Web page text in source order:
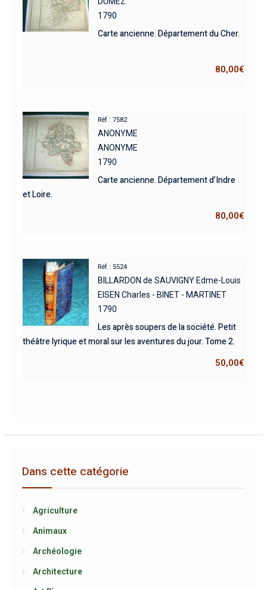
1790
Carte ancienne. Département du Cher.
80,00€
Réf : 7582
ANONYME
ANONYME
1790
Carte ancienne. Département d’Indre
et Loire.
80,00€
Réf : 5524
BILLARDON de SAUVIGNY Edme-Louis
EISEN Charles - BINET - MARTINET
1790
Les après soupers de la société. Petit
théâtre lyrique et moral sur les aventures du jour. Tome 2.
50,00€
Dans cette catégorie
Agriculture
Animaux
Archéologie
Architecture